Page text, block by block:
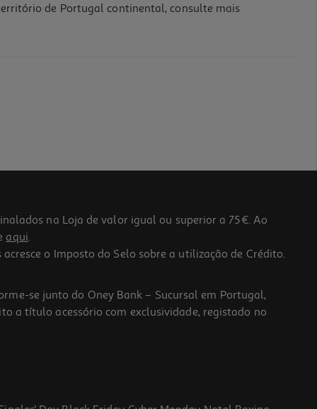
de Portugal continental, consulte mais
na Loja de valor igual ou superior a 75€. Ao
aqui.
o Imposto do Selo sobre a utilização de Crédito.
se junto do Oney Bank – Sucursal em Portugal,
a título acessório com exclusividade, registado no